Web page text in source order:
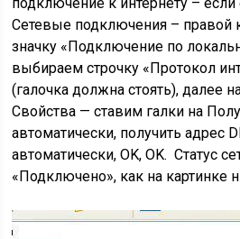
подключение к интернету – если
Сетевые подключения –
значку «Подключение по
выбираем строчку «Протокол
(галочка должна стоять), далее
Свойства — ставим галки на
автоматически, получить адрес
автоматически, OK, OK. Статус
«Подключено», как на картинке